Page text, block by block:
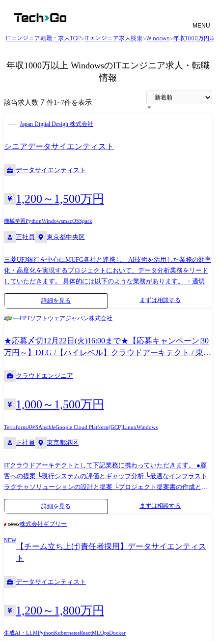
MENU
ITエンジニア転職・求人TOP>ITエンジニア求人検索>Windows>年収1000万円以
年収1000万以上 WindowsのITエンジニア求人・転職
情報
該当求人数 7 件1~7件を表示
Japan Digital Design 株式会社
シニアデータサイエンティスト
データサイエンティスト
1,200～1,500万円
機械学習PythonWindowsmacOSSpark
正社員 東京都中央区
三菱UFJ銀行を中心にMUFG各社と連携し、AI技術を活用した業務の効率
化・高度化を実現するプロジェクトにおいて、データ分析業務をリード
していただきます。 具体的には以下のような業務があります。 ・適切な
課題設定を行い顧客へソリューションを提案 ・MUFGにおけるビジネス
課題解決のためのデータ分析や機械学習モデルの開発 ・顧客への分析結
開発 ・オルタナティブデータを用いた与信モデルの構築 ・アンチマネー
ロンダリング(AML)分野における分析支援
詳細を見る まずは相談する
FPTソフトウェアジャパン株式会社
★応募〆切12月22日(火)16:00まで★【応募キャンペーン|30
万円～】DLG /【ハイレベル】クラウドアーキテクト / 東
クラウドエンジニア
1,000～1,500万円
TerraformAWSAnsibleGoogle Cloud Platform(GCP)LinuxWindows
正社員 東京都港区
ITクラウドアーキテクトとして下記業務に携わっていただきます。 ●顧
客への提案 └現行システムの評価とギャップ分析 └最適なインフラスト
ラクチャソリューションの設計と提案 └プロジェクト提案書の作成とレ
ビュー └顧客への技術的なディスカッションとワークショップの実施 └
コスト削減や効率化のためのアドバイス提供 └顧客へのプレゼンテーシ
ョンおよび技術的な提案の説明 ●プロジェクト実施フェーズ └AWS、
主導 └クラウドネイティブアプリケーションの設計と管理を主導 └技術
ドキュメントの作成と更新を主導 └トラブルシューティングと問題解決
の指導 └プロジェクトの進行管理とステークホルダーとの調整 ●運用保
ティングと問題解決の指導 ●インフラ作業の標準化 └アーキテクトの標
バーへの周知 ●インフラサービスのメニュー化 └サービスカタログの作
成と維持 └サービス提供の品質と効率の向上 選考事業部について エンタ
詳細を見る まずは相談する
株式会社ギブリー
NEW
【チーム立ち上げ|責任者採用】データサイエンティス
ト
データサイエンティスト
1,200～1,800万円
生成AI・LLMPythonKubernetesReactMLOpsDocker